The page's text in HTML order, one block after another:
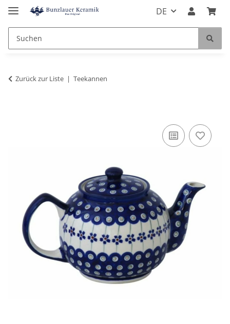
DE
Zurück zur Liste Teekannen